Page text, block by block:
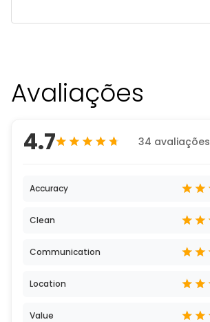
Avaliações
4.7 34 avaliações
Accuracy
Clean
Communication
Location
Value